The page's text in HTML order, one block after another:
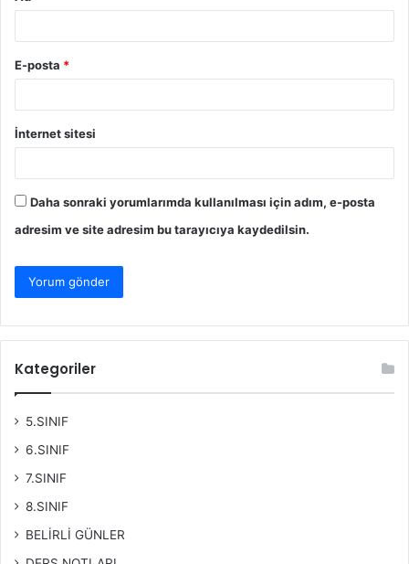
E-posta *
İnternet sitesi
Daha sonraki yorumlarımda kullanılması için adım, e-posta
adresim ve site adresim bu tarayıcıya kaydedilsin.
Kategoriler
5.SINIF
6.SINIF
7.SINIF
8.SINIF
BELİRLİ GÜNLER